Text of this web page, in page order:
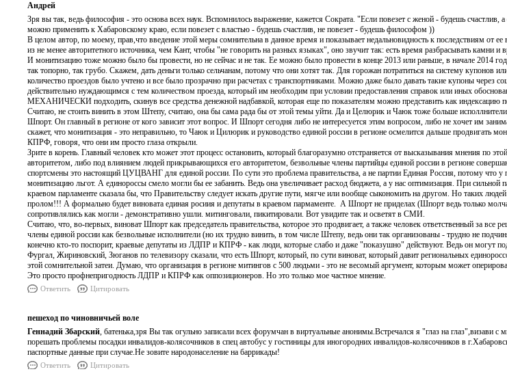
Андрей
Зря вы так, ведь философия - это основа всех наук. Вспомнилось выражение, кажется Сократа. "Если повезет с женой - будешь счастлив,
можно применить к Хабаровскому краю, если повезет с властью - будешь счастлив, не повезет - будешь философом ))
В целом автор, по моему, прав,что введение этой меры сомнительна в данное время и показывает недальновидность к последствиям от
из не менее авторитетного источника, чем Кант, чтобы "не говорить на разных языках", оно звучит так: есть время разбрасывать камни и
И монитизацию тоже можно было бы провести, но не сейчас и не так. Ее можно было провести в конце 2013 или раньше, в начале 2014
так топорно, так грубо. Скажем, дать деньги только сельчанам, потому что они хотят так. Для горожан потратиться на систему купонов
количество проездов было учтено и все было прозрачно при расчетах с транспортниками. Можно даже было давать такие купоны через
действительно нуждающимся с тем количеством проезда, который им необходим при условии предоставления справок или иных
МЕХАНИЧЕСКИ подходить, скинув все средства денежной надбавкой, которая еще по показателям можно представить как индексацию
Считаю, не стоить винить в этом Штепу, считаю, она бы сама рада бы от этой темы уйти. Да и Целюрик и Чаюк тоже больше
Шпорт. Он главный в регионе от кого зависит этот вопрос. И Шпорт сегодня либо не интересуется этим вопросом, либо не хочет им
скажет, что монитизация - это неправильно, то Чаюк и Цилюрик и руководство единой россии в регионе осмелится дальше продвигать
КПРФ, говоря, что они им просто глаза открыли.
Зрите в корень. Главный человек кто может этот процесс остановить, который благоразумно отстраняется от высказывания мнения по
авторитетом, либо под влиянием людей прикрывающихся его авторитетом, безвольные члены партийцы единой россии в регионе
спортсмены это настоящий ЦУЦВАНГ для единой россии. По сути это проблема правительства, а не партии Единая Россия, потому что у
монитизацию льгот. А единороссы смело могли бы ее забанить. Ведь она увеличивает расход бюджета, а у нас оптимизация. При сильной
краевом парламенте сказала бы, что Правительству следует искать другие пути, мягче или вообще сыкономить на другом. Но таких
пролом!!! А формально будет виновата единая росиия и депутаты в краевом пармаменте. А Шпорт не приделах (Шпорт ведь только
сопротивлялись как могли - демонстративно ушли. митинговали, пикитировали. Вот увидите так и осветят в СМИ.
Считаю, что, во-первых, виноват Шпорт как председатель правительства, которое это продвигает, а также человек ответственный за все
члены единой россии как безвольные исполнители (но их трудно винить, в том числе Штепу, ведь они так организованы - трудно не
конечно кто-то поспорит, краевые депутаты из ЛДПР и КПРФ - как люди, которые слабо и даже "показушно" действуют. Ведь он могут
Фургал, Жириновский, Зюганов по телевизору сказали, что есть Шпорт, который, по сути виноват, который давит региональных
этой сомнительной затеи. Думаю, что организация в регионе митингов с 500 людьми - это не весомый аргумент, которым может
Это просто профнепригодность ЛДПР и КПРФ как оппозиционеров. Но это только мое частное мнение.
Ответить Цитировать
пешеход по чиновничьей воле
Геннадий Збарский, батенька,зря Вы так огульно записали всех форумчан в виртуальные анонимы.Встречался я "глаз на
порешать проблемы посадки инвалидов-колясочников в спец автобус у гостиницы для иногородних инвалидов-колясочников в
паспортные данные при случае.Не зовите народонаселение на баррикады!
Ответить Цитировать